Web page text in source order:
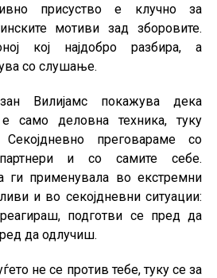
присуство е клучно за
мотиви зад зборовите.
кој најдобро разбира, а
со слушање.
Вилијамс покажува дека
само деловна техника, туку
преговараме со
и со самите себе.
ги применувала во екстремни
и во секојдневни ситуации:
подготви се пред да
да одлучиш.
не се против тебе, туку се за